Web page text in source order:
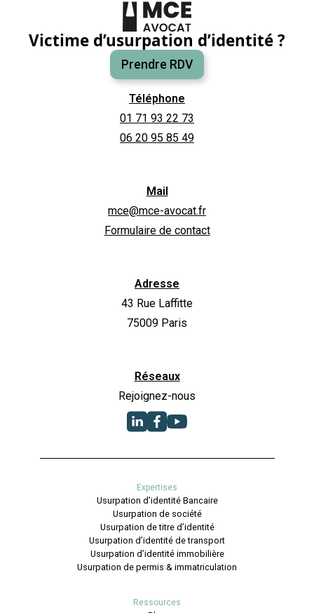
Victime d’usurpation d’identité ?
Prendre RDV
Téléphone
01 71 93 22 73
06 20 95 85 49
Mail
mce@mce-avocat.fr
Formulaire de contact
Adresse
43 Rue Laffitte
75009 Paris
Réseaux
Rejoignez-nous
Expertises
Usurpation d’identité Bancaire
Usurpation de société
Usurpation de titre d’identité
Usurpation d’identité de transport
Usurpation d’identité immobilière
Usurpation de permis & immatriculation
Ressources